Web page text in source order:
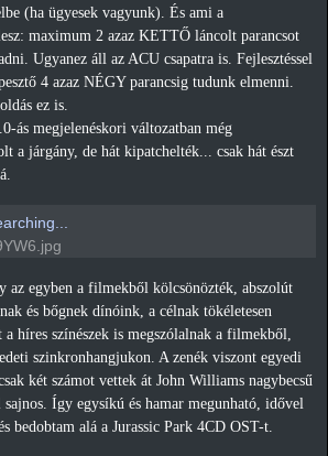
(ha ügyesek vagyunk). És ami a
maximum 2 azaz KETTŐ láncolt parancsot
Ugyanez áll az ACU csapatra is. Fejlesztéssel
4 azaz NÉGY parancsig tudunk elmenni.
ez is.
ás megjelenéskori változatban még
a járgány, de hát kipatchelték... csak hát észt
az egyben a filmekből kölcsönözték, abszolút
és bőgnek dínóink, a célnak tökéletesen
híres színészek is megszólalnak a filmekből,
szinkronhangjukon. A zenék viszont egyedi
két számot vettek át John Williams nagybecsű
sajnos. Így egysíkú és hamar megunható, idővel
bedobtam alá a Jurassic Park 4CD OST-t.